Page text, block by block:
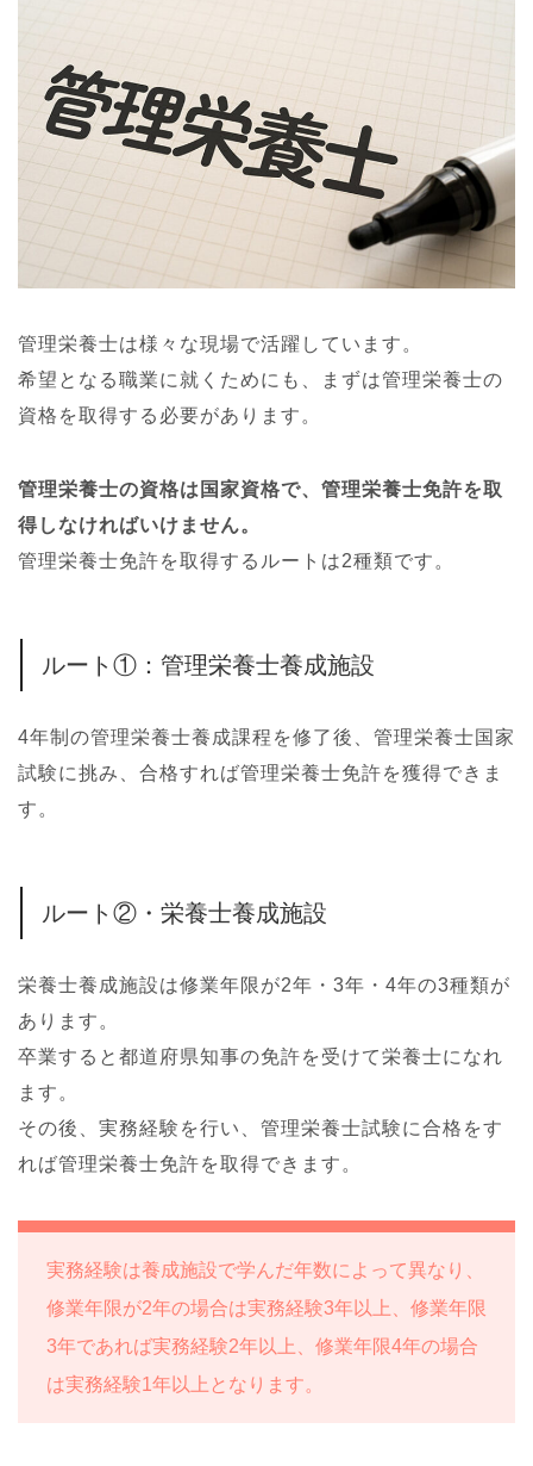
管理栄養士は様々な現場で活躍しています。
希望となる職業に就くためにも、まずは管理栄養士の
資格を取得する必要があります。
管理栄養士の資格は国家資格で、管理栄養士免許を取
得しなければいけません。
管理栄養士免許を取得するルートは2種類です。
ルート①：管理栄養士養成施設
4年制の管理栄養士養成課程を修了後、管理栄養士国家
試験に挑み、合格すれば管理栄養士免許を獲得できま
す。
ルート②・栄養士養成施設
栄養士養成施設は修業年限が2年・3年・4年の3種類が
あります。
卒業すると都道府県知事の免許を受けて栄養士になれ
ます。
その後、実務経験を行い、管理栄養士試験に合格をす
れば管理栄養士免許を取得できます。
実務経験は養成施設で学んだ年数によって異なり、
修業年限が2年の場合は実務経験3年以上、修業年限
3年であれば実務経験2年以上、修業年限4年の場合
は実務経験1年以上となります。